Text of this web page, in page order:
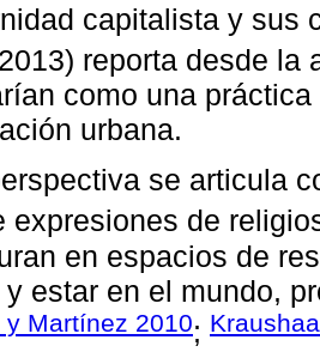
capitalista y sus
reporta desde la
como una
urbana.
se articula
expresiones de
en espacios de
y estar en el mundo,
y Martínez 2010;